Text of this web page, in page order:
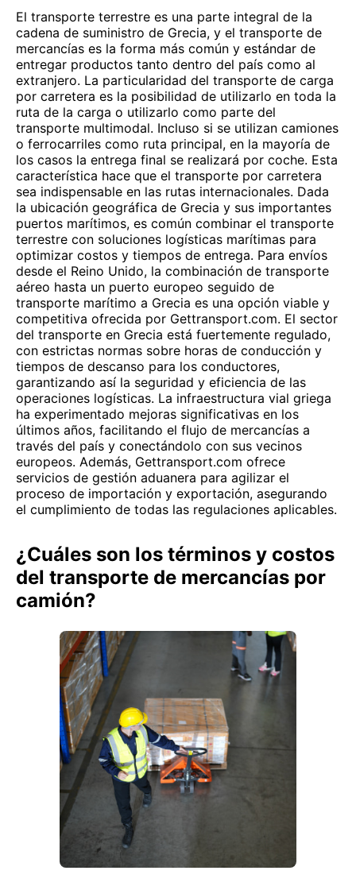
El transporte terrestre es una parte integral de la
cadena de suministro de Grecia, y el transporte de
mercancías es la forma más común y estándar de
entregar productos tanto dentro del país como al
extranjero. La particularidad del transporte de carga
por carretera es la posibilidad de utilizarlo en toda la
ruta de la carga o utilizarlo como parte del
transporte multimodal. Incluso si se utilizan camiones
o ferrocarriles como ruta principal, en la mayoría de
los casos la entrega final se realizará por coche. Esta
característica hace que el transporte por carretera
sea indispensable en las rutas internacionales. Dada
la ubicación geográfica de Grecia y sus importantes
puertos marítimos, es común combinar el transporte
terrestre con soluciones logísticas marítimas para
optimizar costos y tiempos de entrega. Para envíos
desde el Reino Unido, la combinación de transporte
aéreo hasta un puerto europeo seguido de
transporte marítimo a Grecia es una opción viable y
competitiva ofrecida por Gettransport.com. El sector
del transporte en Grecia está fuertemente regulado,
con estrictas normas sobre horas de conducción y
tiempos de descanso para los conductores,
garantizando así la seguridad y eficiencia de las
operaciones logísticas. La infraestructura vial griega
ha experimentado mejoras significativas en los
últimos años, facilitando el flujo de mercancías a
través del país y conectándolo con sus vecinos
europeos. Además, Gettransport.com ofrece
servicios de gestión aduanera para agilizar el
proceso de importación y exportación, asegurando
el cumplimiento de todas las regulaciones aplicables.
¿Cuáles son los términos y costos
del transporte de mercancías por
camión?